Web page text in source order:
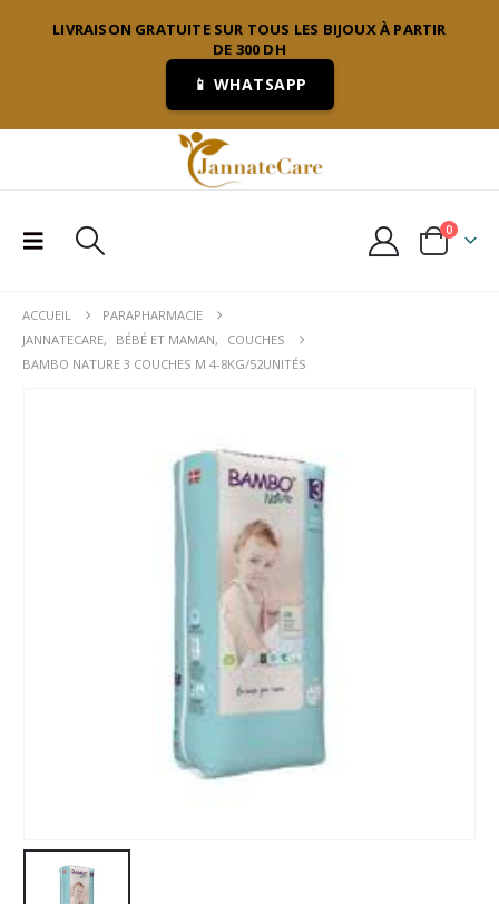
LIVRAISON GRATUITE SUR TOUS LES BIJOUX À PARTIR
DE 300 DH
📱 WHATSAPP
0
ACCUEIL
PARAPHARMACIE
JANNATECARE, BÉBÉ ET MAMAN,
COUCHES
BAMBO NATURE 3 COUCHES M 4-8KG/52UNITÉS